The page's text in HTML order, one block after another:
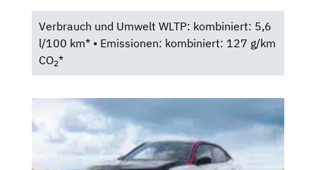
Verbrauch und Umwelt WLTP: kombiniert: 5,6
l/100 km* • Emissionen: kombiniert: 127 g/km
CO2*